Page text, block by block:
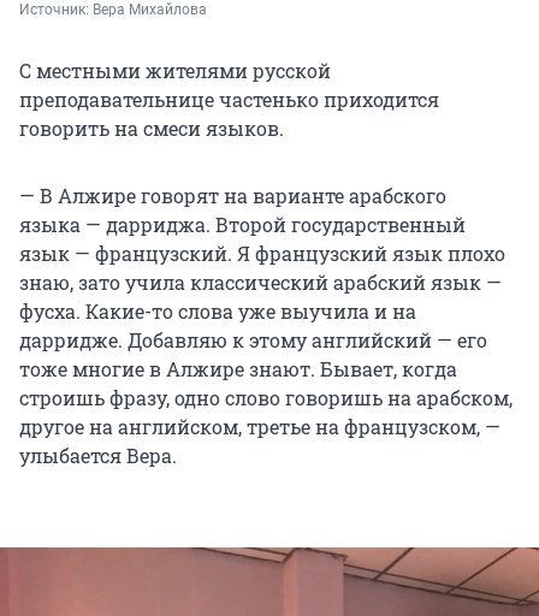
Источник: Вера Михайлова
С местными жителями русской
преподавательнице частенько приходится
говорить на смеси языков.
— В Алжире говорят на варианте арабского
языка — дарриджа. Второй государственный
язык — французский. Я французский язык плохо
знаю, зато учила классический арабский язык —
фусха. Какие-то слова уже выучила и на
дарридже. Добавляю к этому английский — его
тоже многие в Алжире знают. Бывает, когда
строишь фразу, одно слово говоришь на арабском,
другое на английском, третье на французском, —
улыбается Вера.